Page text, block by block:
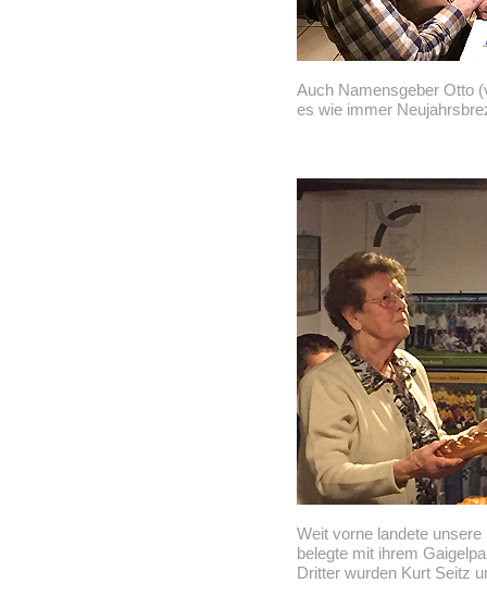
Auch Namensgeber Otto
es wie immer
Weit vorne landete
belegte mit ihrem
Dritter wurden Kurt Seitz